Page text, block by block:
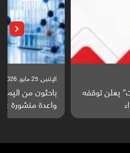
أبحاث ألزهايمر بدراسة